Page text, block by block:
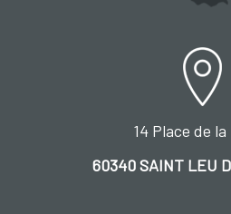
14 Place de
60340 SAINT LEU